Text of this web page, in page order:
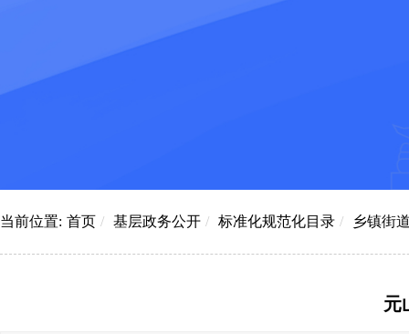
当前位置: 首页 / 基层政务公开 / 标准化规范化目录 / 乡镇街
元